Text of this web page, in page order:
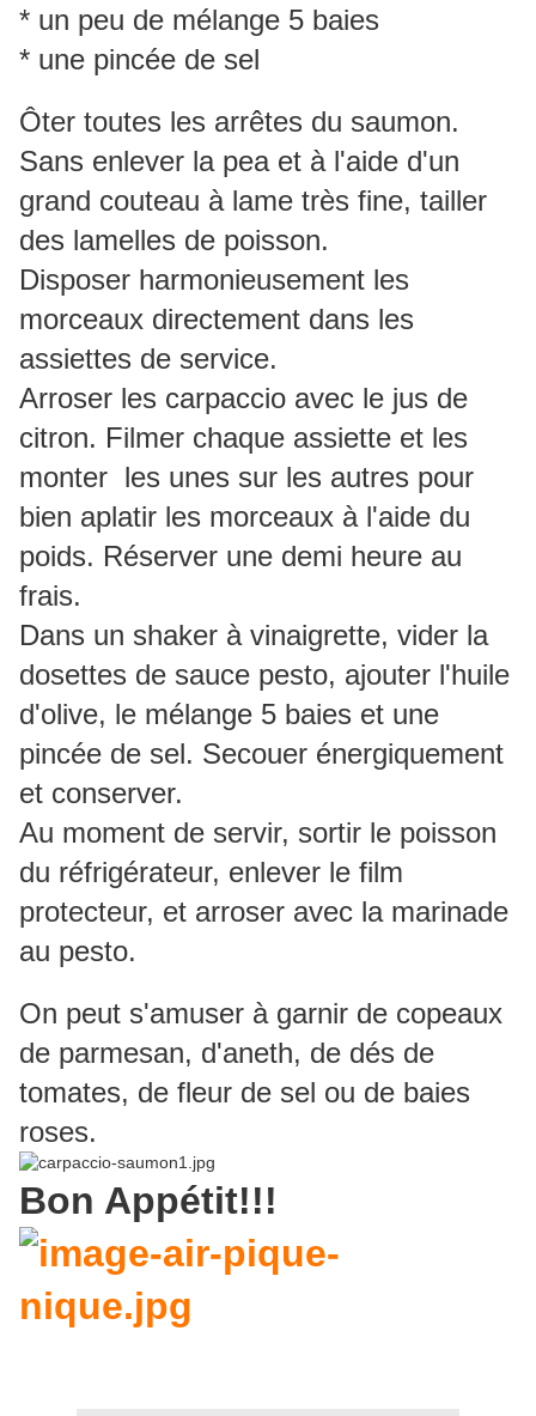
* un peu de mélange 5 baies
* une pincée de sel
Ôter toutes les arrêtes du saumon.
Sans enlever la pea et à l'aide d'un
grand couteau à lame très fine, tailler
des lamelles de poisson.
Disposer harmonieusement les
morceaux directement dans les
assiettes de service.
Arroser les carpaccio avec le jus de
citron. Filmer chaque assiette et les
monter les unes sur les autres pour
bien aplatir les morceaux à l'aide du
poids. Réserver une demi heure au
frais.
Dans un shaker à vinaigrette, vider la
dosettes de sauce pesto, ajouter l'huile
d'olive, le mélange 5 baies et une
pincée de sel. Secouer énergiquement
et conserver.
Au moment de servir, sortir le poisson
du réfrigérateur, enlever le film
protecteur, et arroser avec la marinade
au pesto.
On peut s'amuser à garnir de copeaux
de parmesan, d'aneth, de dés de
tomates, de fleur de sel ou de baies
roses.
Bon Appétit!!!